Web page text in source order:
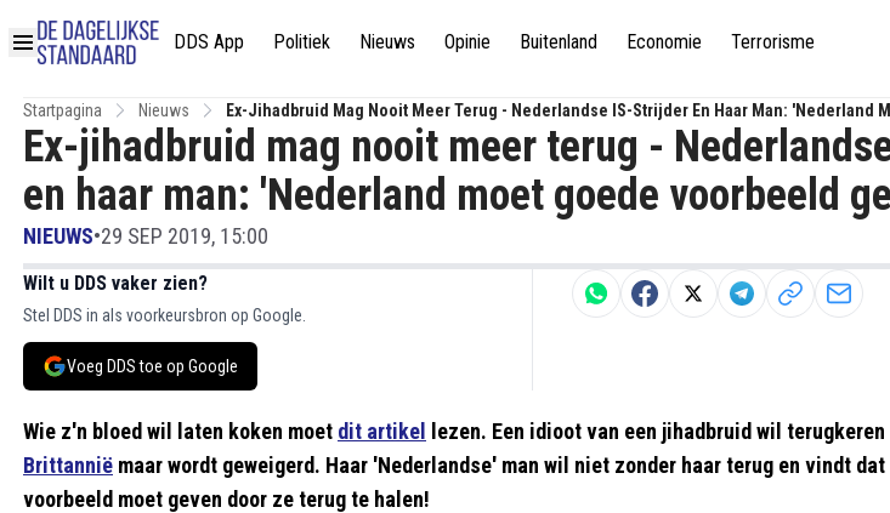
DDS App Politiek Nieuws Opinie Buitenland Economie Terrorisme
Startpagina Nieuws
Ex-Jihadbruid Mag Nooit Meer Terug - Nederlandse IS-Strijder En Haar Man: 'Nederland
Geven'
Ex-jihadbruid mag nooit meer terug -
en haar man: 'Nederland moet goede voorbeeld
NIEUWS•29 SEP 2019, 15:00
Wilt u DDS vaker zien?
Stel DDS in als voorkeursbron op Google.
Voeg DDS toe op Google
Wie z'n bloed wil laten koken moet dit artikel lezen. Een idioot van een jihadbruid wil terugkeren
Brittannië maar wordt geweigerd. Haar 'Nederlandse' man wil niet zonder haar terug en vindt
voorbeeld moet geven door ze terug te halen!